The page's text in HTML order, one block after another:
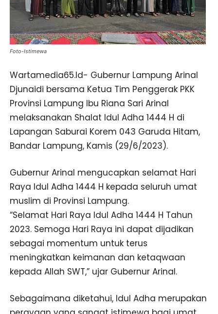
Foto-Istimewa
Wartamedia65.Id- Gubernur Lampung Arinal
Djunaidi bersama Ketua Tim Penggerak PKK
Provinsi Lampung Ibu Riana Sari Arinal
melaksanakan Shalat Idul Adha 1444 H di
Lapangan Saburai Korem 043 Garuda Hitam,
Bandar Lampung, Kamis (29/6/2023).
Gubernur Arinal mengucapkan selamat Hari
Raya Idul Adha 1444 H kepada seluruh umat
muslim di Provinsi Lampung.
“Selamat Hari Raya Idul Adha 1444 H Tahun
2023. Semoga Hari Raya ini dapat dijadikan
sebagai momentum untuk terus
meningkatkan keimanan dan ketaqwaan
kepada Allah SWT,” ujar Gubernur Arinal.
Sebagaimana diketahui, Idul Adha merupakan